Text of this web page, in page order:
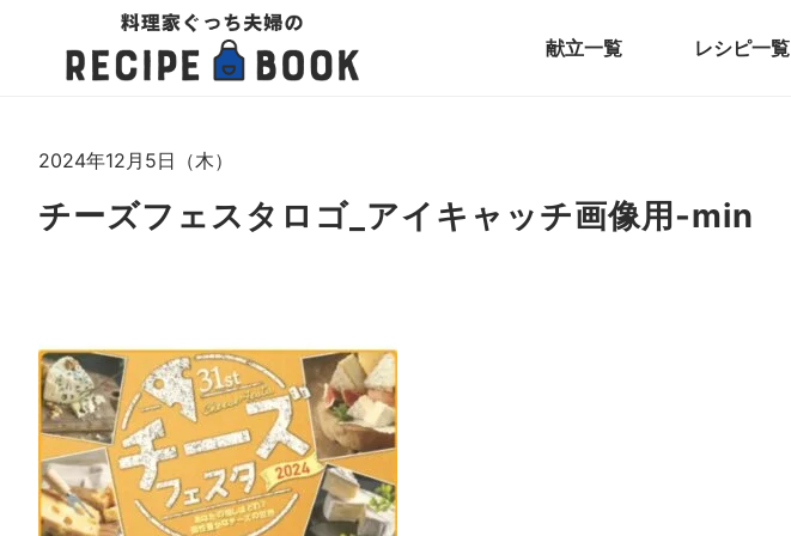
献立一覧 レシピ一覧
2024年12月5日（木）
チーズフェスタロゴ_アイキャッチ画像用-min